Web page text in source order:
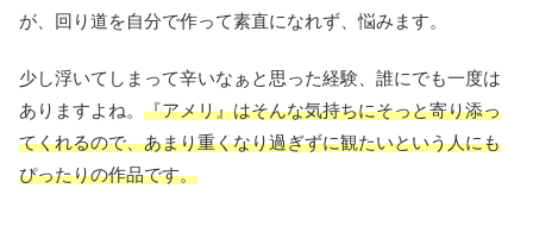
が、回り道を自分で作って素直になれず、悩みます。
少し浮いてしまって辛いなぁと思った経験、誰にでも一度は
ありますよね。 『アメリ』はそんな気持ちにそっと寄り添っ
てくれるので、あまり重くなり過ぎずに観たいという人にも
ぴったりの作品です。